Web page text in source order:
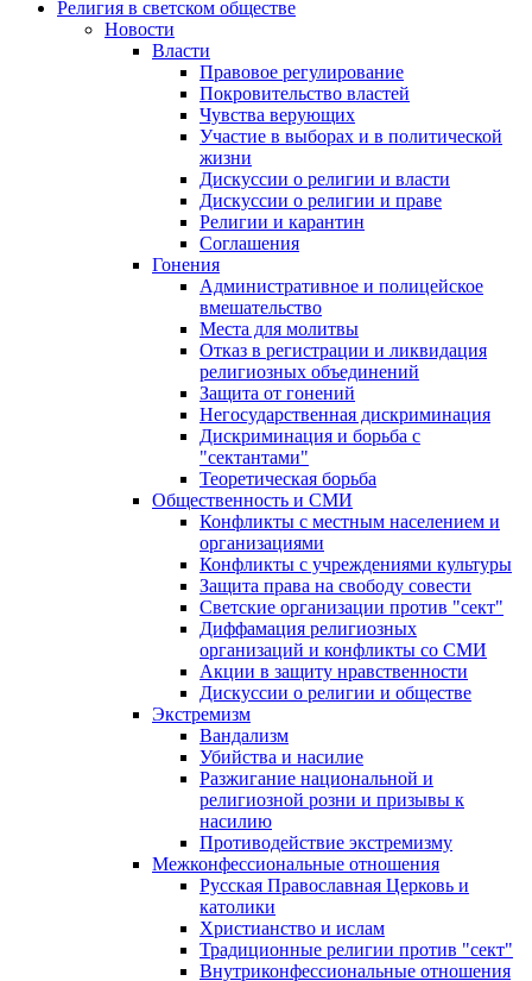
Религия в светском обществе
Новости
Власти
Правовое регулирование
Покровительство властей
Чувства верующих
Участие в выборах и в политической
жизни
Дискуссии о религии и власти
Дискуссии о религии и праве
Религии и карантин
Соглашения
Гонения
Административное и полицейское
вмешательство
Места для молитвы
Отказ в регистрации и ликвидация
религиозных объединений
Защита от гонений
Негосударственная дискриминация
Дискриминация и борьба с
"сектантами"
Теоретическая борьба
Общественность и СМИ
Конфликты с местным населением и
организациями
Конфликты с учреждениями культуры
Защита права на свободу совести
Светские организации против "сект"
Диффамация религиозных
организаций и конфликты со СМИ
Акции в защиту нравственности
Дискуссии о религии и обществе
Экстремизм
Вандализм
Убийства и насилие
Разжигание национальной и
религиозной розни и призывы к
насилию
Противодействие экстремизму
Межконфессиональные отношения
Русская Православная Церковь и
католики
Христианство и ислам
Традиционные религии против "сект"
Внутриконфессиональные отношения